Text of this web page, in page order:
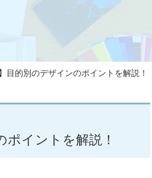
目的別のデザインのポイントを解説！
イントを解説！